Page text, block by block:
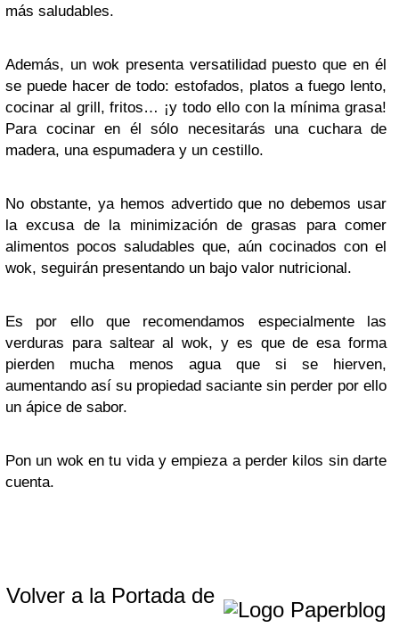
más saludables.
Además, un wok presenta versatilidad puesto que en él
se puede hacer de todo: estofados, platos a fuego lento,
cocinar al grill, fritos… ¡y todo ello con la mínima grasa!
Para cocinar en él sólo necesitarás una cuchara de
madera, una espumadera y un cestillo.
No obstante, ya hemos advertido que no debemos usar
la excusa de la minimización de grasas para comer
alimentos pocos saludables que, aún cocinados con el
wok, seguirán presentando un bajo valor nutricional.
Es por ello que recomendamos especialmente las
verduras para saltear al wok, y es que de esa forma
pierden mucha menos agua que si se hierven,
aumentando así su propiedad saciante sin perder por ello
un ápice de sabor.
Pon un wok en tu vida y empieza a perder kilos sin darte
cuenta.
Volver a la Portada de